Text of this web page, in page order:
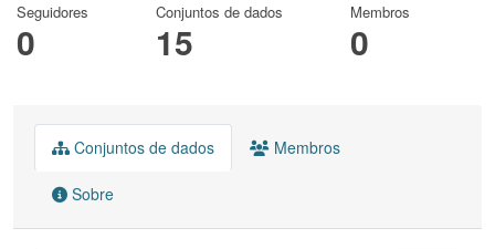
Seguidores
0
Conjuntos de dados
15
Membros
0
Conjuntos de dados Membros
Sobre